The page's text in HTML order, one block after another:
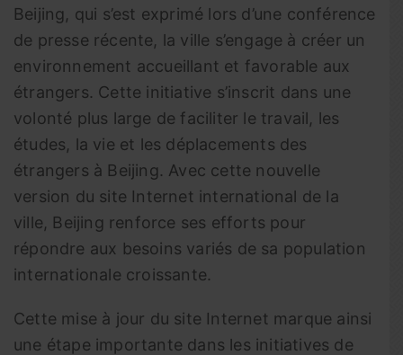
Beijing, qui s’est exprimé lors d’une conférence
de presse récente, la ville s’engage à créer un
environnement accueillant et favorable aux
étrangers. Cette initiative s’inscrit dans une
volonté plus large de faciliter le travail, les
études, la vie et les déplacements des
étrangers à Beijing. Avec cette nouvelle
version du site Internet international de la
ville, Beijing renforce ses efforts pour
répondre aux besoins variés de sa population
internationale croissante.
Cette mise à jour du site Internet marque ainsi
une étape importante dans les initiatives de